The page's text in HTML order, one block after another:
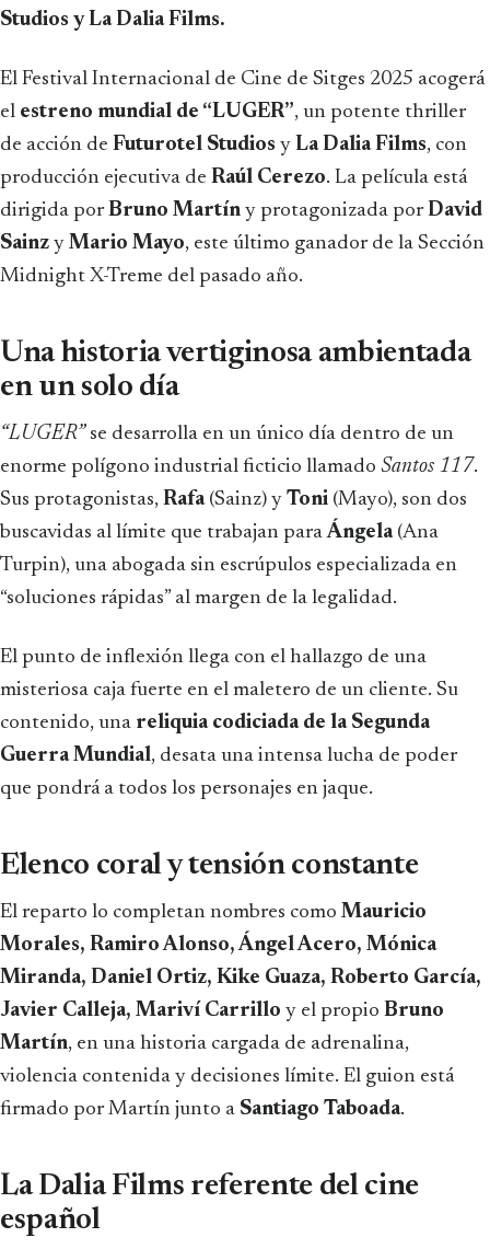
Studios y La Dalia Films.
El Festival Internacional de Cine de Sitges 2025 acogerá
el estreno mundial de “LUGER”, un potente thriller
de acción de Futurotel Studios y La Dalia Films, con
producción ejecutiva de Raúl Cerezo. La película está
dirigida porBruno Martín y protagonizada porDavid
Sainz y Mario Mayo, este último ganador de la Sección
Midnight X-Treme del pasado año.
Una historia vertiginosa ambientada
en un solo día
“LUGER”se desarrolla en un único día dentro de un
enorme polígono industrial ficticio llamado Santos 117.
Sus protagonistas, Rafa(Sainz) y Toni (Mayo), son dos
buscavidas al límite que trabajan paraÁngela(Ana
Turpin), una abogada sin escrúpulos especializada en
“soluciones rápidas” al margen de la legalidad.
El punto de inflexión llega con el hallazgo de una
misteriosa caja fuerte en el maletero de un cliente. Su
contenido, una reliquia codiciada de la Segunda
Guerra Mundial, desata una intensa lucha de poder
que pondrá a todos los personajes en jaque.
Elenco coral y tensión constante
El reparto lo completan nombres como Mauricio
Morales, Ramiro Alonso, Ángel Acero, Mónica
Miranda, Daniel Ortiz, Kike Guaza, Roberto García,
Javier Calleja, Mariví Carrillo y el propio Bruno
Martín, en una historia cargada de adrenalina,
violencia contenida y decisiones límite. El guion está
firmado por Martín junto a Santiago Taboada.
La Dalia Films referente del cine
español